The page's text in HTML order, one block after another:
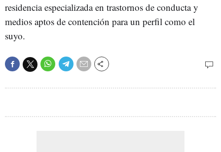
residencia especializada en trastornos de conducta y
medios aptos de contención para un perfil como el
suyo.